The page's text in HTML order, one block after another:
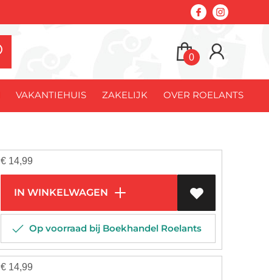
0
VAKANTIEHUIS ZAKELIJK OVER ROELANTS
€ 14,99
IN WINKELWAGEN
Op voorraad bij Boekhandel Roelants
€ 14,99